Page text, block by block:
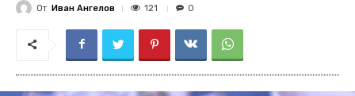
От Иван Ангелов 121 0